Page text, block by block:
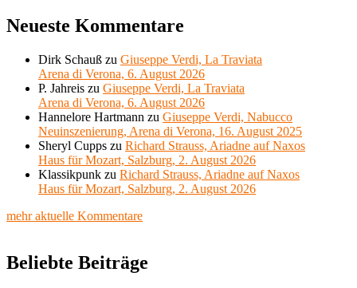
Neueste Kommentare
Dirk Schauß zu Giuseppe Verdi, La Traviata
Arena di Verona, 6. August 2026
P. Jahreis zu Giuseppe Verdi, La Traviata
Arena di Verona, 6. August 2026
Hannelore Hartmann zu Giuseppe Verdi, Nabucco
Neuinszenierung, Arena di Verona, 16. August 2025
Sheryl Cupps zu Richard Strauss, Ariadne auf Naxos
Haus für Mozart, Salzburg, 2. August 2026
Klassikpunk zu Richard Strauss, Ariadne auf Naxos
Haus für Mozart, Salzburg, 2. August 2026
mehr aktuelle Kommentare
Beliebte Beiträge